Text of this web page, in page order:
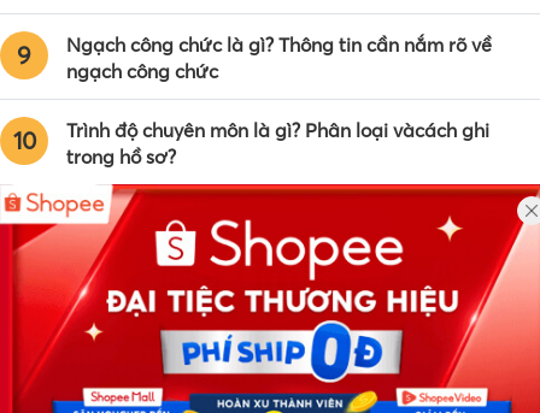
9
Ngạch công chức là gì? Thông tin cần nắm rõ về
ngạch công chức
10
Trình độ chuyên môn là gì? Phân loại vàcách ghi
trong hồ sơ?
Công ty TNHH Eyeplus Online
Địa chỉ: Số 81, ngõ 68, đường Cầu Giấy, Tổ 05, Phường Quan
Hoa, Quận Cầu Giấy, TP Hà Nội, Việt Nam